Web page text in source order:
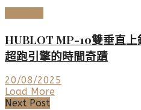
HUBLOT MP-10雙垂直
超跑引擎的時間奇蹟
20/08/2025
Load More
Next Post